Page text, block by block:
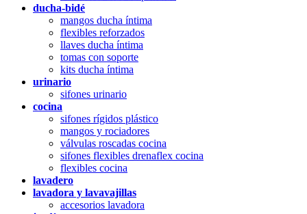
ducha-bidé
mangos ducha íntima
flexibles reforzados
llaves ducha íntima
tomas con soporte
kits ducha íntima
urinario
sifones urinario
cocina
sifones rígidos plástico
mangos y rociadores
válvulas roscadas cocina
sifones flexibles drenaflex cocina
flexibles cocina
lavadero
lavadora y lavavajillas
accesorios lavadora